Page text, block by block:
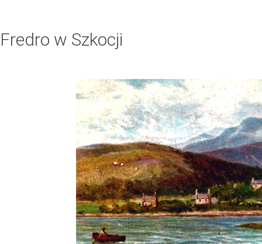
Fredro w Szkocji